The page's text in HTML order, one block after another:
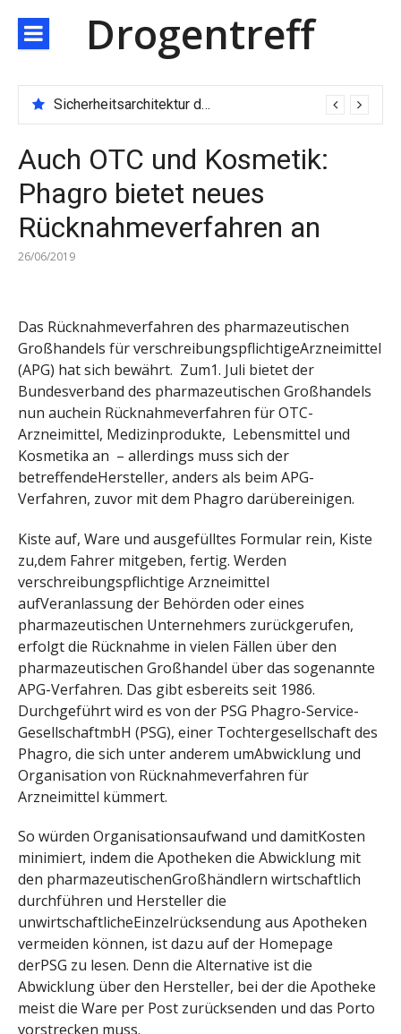
zum
Inhalt
Drogentreff
Sicherheitsarchitektur der nächsten Generation: JARXE kombiniert Multi-Wallet und MPC als Schutzschild für digitales Vertrauen
Auch OTC und Kosmetik:
Phagro bietet neues
Rücknahmeverfahren an
26/06/2019
Das Rücknahmeverfahren des pharmazeutischen
Großhandels für verschreibungspflichtigeArzneimittel
(APG) hat sich bewährt. Zum1. Juli bietet der
Bundesverband des pharmazeutischen Großhandels
nun auchein Rücknahmeverfahren für OTC-
Arzneimittel, Medizinprodukte, Lebensmittel und
Kosmetika an – allerdings muss sich der
betreffendeHersteller, anders als beim APG-
Verfahren, zuvor mit dem Phagro darübereinigen.
Kiste auf, Ware und ausgefülltes Formular rein, Kiste
zu,dem Fahrer mitgeben, fertig. Werden
verschreibungspflichtige Arzneimittel
aufVeranlassung der Behörden oder eines
pharmazeutischen Unternehmers zurückgerufen,
erfolgt die Rücknahme in vielen Fällen über den
pharmazeutischen Großhandel über das sogenannte
APG-Verfahren. Das gibt esbereits seit 1986.
Durchgeführt wird es von der PSG Phagro-Service-
GesellschaftmbH (PSG), einer Tochtergesellschaft des
Phagro, die sich unter anderem umAbwicklung und
Organisation von Rücknahmeverfahren für
Arzneimittel kümmert.
So würden Organisationsaufwand und damitKosten
minimiert, indem die Apotheken die Abwicklung mit
den pharmazeutischenGroßhändlern wirtschaftlich
durchführen und Hersteller die
unwirtschaftlicheEinzelrücksendung aus Apotheken
vermeiden können, ist dazu auf der Homepage
derPSG zu lesen. Denn die Alternative ist die
Abwicklung über den Hersteller, bei der die Apotheke
meist die Ware per Post zurücksenden und das Porto
vorstrecken muss.